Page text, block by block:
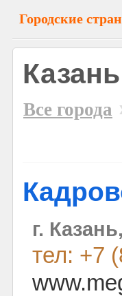
Городские
Все города
г.
тел: +7